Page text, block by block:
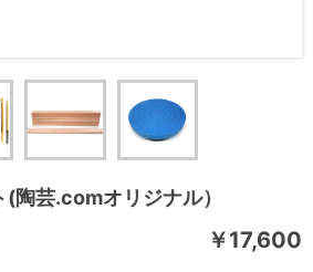
陶芸.comオリジナル）
￥17,600